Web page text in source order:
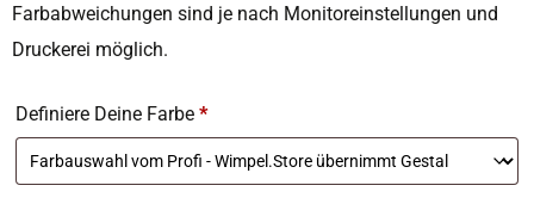
Farbabweichungen sind je nach Monitoreinstellungen und
Druckerei möglich.
Definiere Deine Farbe *